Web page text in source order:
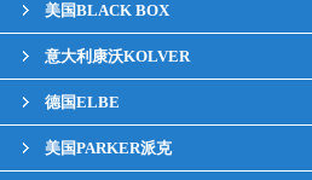
美国BLACK BOX
意大利康沃KOLVER
德国ELBE
美国PARKER派克